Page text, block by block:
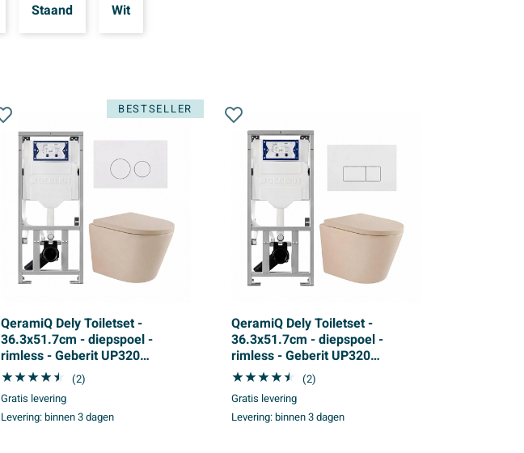
Staand Wit
BESTSELLER
QeramiQ Dely Toiletset -
36.3x51.7cm - diepspoel -
rimless - Geberit UP320
inbouwreservoir - softclose
toilet zitting 35 mm - glans witte
bedieningsplaat - ronde
knoppen - mat beige
(2)
Gratis levering
Levering:binnen 3 dagen
QeramiQ Dely Toiletset -
36.3x51.7cm - diepspoel -
rimless - Geberit UP320
inbouwreservoir - softclose
toilet zitting 35 mm - glans witte
bedieningsplaat - rechthoekige
knoppen - mat beige
(2)
Gratis levering
Levering:binnen 3 dagen